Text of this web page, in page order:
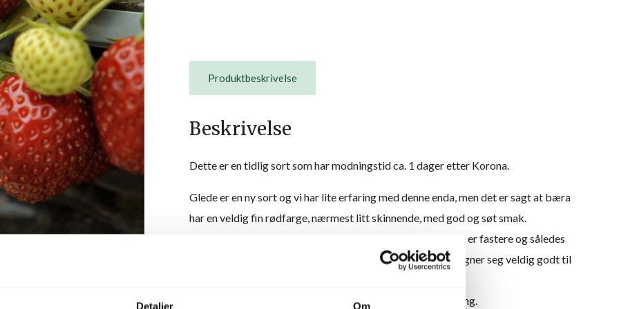
Detaljer Om
Produktbeskrivelse
Beskrivelse
Dette er en tidlig sort som har modningstid ca. 1 dager etter Korona.
Glede er en ny sort og vi har lite erfaring med denne enda, men det er sagt at bæra
har en veldig fin rødfarge, nærmest litt skinnende, med god og søt smak.
I snitt er nok bære kanskje noe mindre enn for Korona, men er fastere og således
bedre å håndtere og mer egnet for lagring, selv om Glede egner seg veldig godt til
Brix verdien (sødme) skal etter sigende øke noe etter høsting.